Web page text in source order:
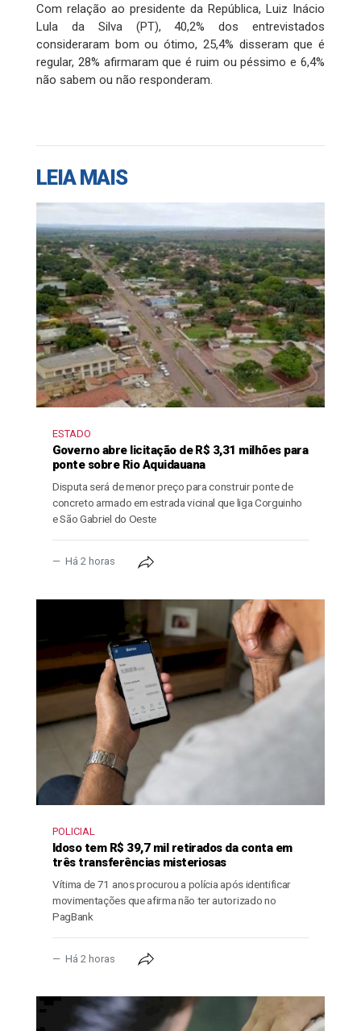
Com relação ao presidente da República, Luiz Inácio
Lula da Silva (PT), 40,2% dos entrevistados
consideraram bom ou ótimo, 25,4% disseram que é
regular, 28% afirmaram que é ruim ou péssimo e 6,4%
não sabem ou não responderam.
LEIA MAIS
ESTADO
Governo abre licitação de R$ 3,31 milhões para
ponte sobre Rio Aquidauana
Disputa será de menor preço para construir ponte de
concreto armado em estrada vicinal que liga Corguinho
e São Gabriel do Oeste
Há 2 horas
POLICIAL
Idoso tem R$ 39,7 mil retirados da conta em
três transferências misteriosas
Vítima de 71 anos procurou a polícia após identificar
movimentações que afirma não ter autorizado no
PagBank
Há 2 horas